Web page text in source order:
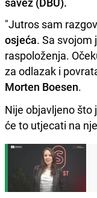
"Jutros sam
osjeća. Sa svojom
raspoloženja.
za odlazak i
Morten Boesen.
Nije objavljeno što
će to utjecati na